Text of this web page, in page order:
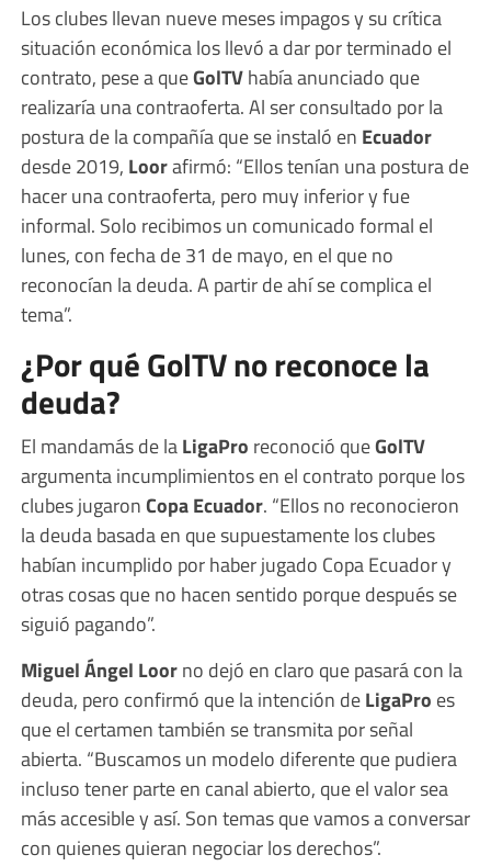
Los clubes llevan nueve meses impagos y su crítica
situación económica los llevó a dar por terminado el
contrato, pese a queGolTVhabía anunciado que
realizaría una contraoferta. Al ser consultado por la
postura de la compañía que se instaló en Ecuador
desde 2019, Loorafirmó: “Ellos tenían una postura de
hacer una contraoferta, pero muy inferior y fue
informal. Solo recibimos un comunicado formal el
lunes, con fecha de 31 de mayo, en el que no
reconocían la deuda. A partir de ahí se complica el
tema”.
¿Por qué GolTV no reconoce la
deuda?
El mandamás de laLigaPro reconoció queGolTV
argumenta incumplimientos en el contrato porque los
clubes jugaronCopa Ecuador. “Ellos no reconocieron
la deuda basada en que supuestamente los clubes
habían incumplido por haber jugado Copa Ecuador y
otras cosas que no hacen sentido porque después se
siguió pagando”.
Miguel Ángel Loorno dejó en claro que pasará con la
deuda, pero confirmó que la intención deLigaPro es
que el certamen también se transmita por señal
abierta. “Buscamos un modelo diferente que pudiera
incluso tener parte en canal abierto, que el valor sea
más accesible y así. Son temas que vamos a conversar
con quienes quieran negociar los derechos”.